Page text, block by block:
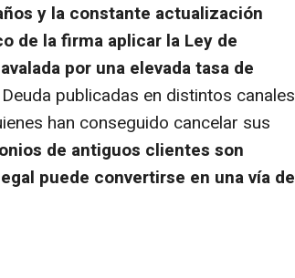
y la constante actualización
de la firma aplicar la Ley de
por una elevada tasa de
publicadas en distintos canales
han conseguido cancelar sus
de antiguos clientes son
puede convertirse en una vía de